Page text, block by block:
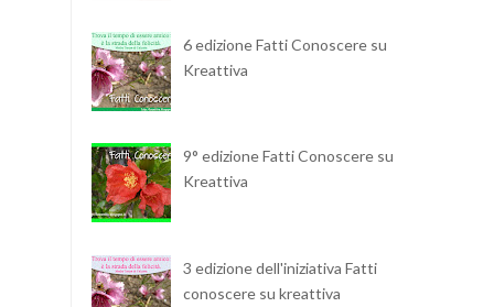
6 edizione Fatti Conoscere su
Kreattiva
9° edizione Fatti Conoscere su
Kreattiva
3 edizione dell'iniziativa Fatti
conoscere su kreattiva